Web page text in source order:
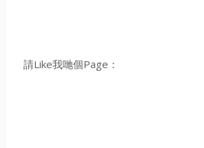
請Like我哋個Page：